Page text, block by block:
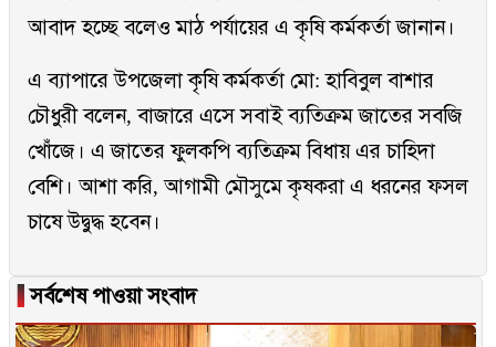
আবাদ হচ্ছে বলেও মাঠ পর্যায়ের এ কৃষি কর্মকর্তা জানান।
এ ব্যাপারে উপজেলা কৃষি কর্মকর্তা মো: হাবিবুল বাশার
চৌধুরী বলেন, বাজারে এসে সবাই ব্যতিক্রম জাতের সবজি
খোঁজে। এ জাতের ফুলকপি ব্যতিক্রম বিধায় এর চাহিদা
বেশি। আশা করি, আগামী মৌসুমে কৃষকরা এ ধরনের ফসল
চাষে উদ্বুদ্ধ হবেন।
▐সর্বশেষ পাওয়া সংবাদ